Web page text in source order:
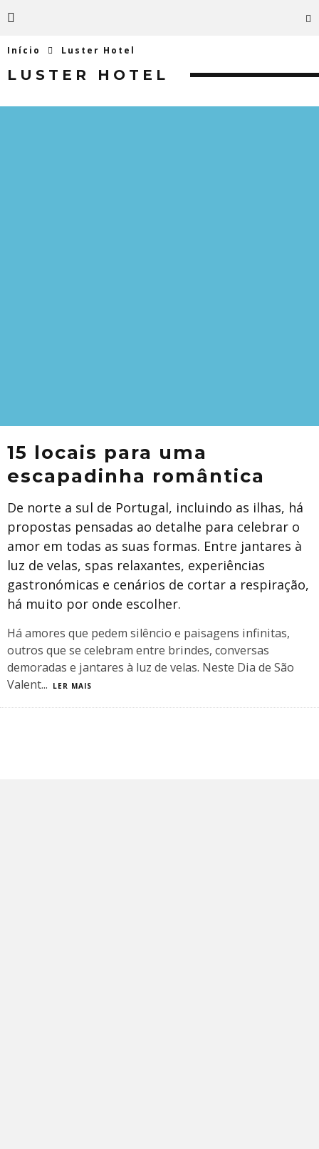
Início Luster Hotel
LUSTER HOTEL
15 locais para uma
escapadinha romântica
De norte a sul de Portugal, incluindo as ilhas, há
propostas pensadas ao detalhe para celebrar o
amor em todas as suas formas. Entre jantares à
luz de velas, spas relaxantes, experiências
gastronómicas e cenários de cortar a respiração,
há muito por onde escolher.
Há amores que pedem silêncio e paisagens infinitas,
outros que se celebram entre brindes, conversas
demoradas e jantares à luz de velas. Neste Dia de São
Valent... LER MAIS